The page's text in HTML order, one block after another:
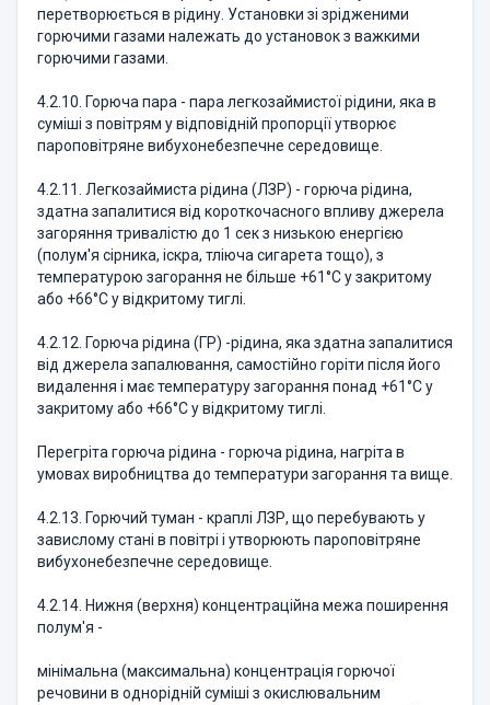
перетворюється в рідину. Установки зі зрідженими
горючими газами належать до установок з важкими
горючими газами.
4.2.10. Горюча пара - пара легкозаймистої рідини, яка в
суміші з повітрям у відповідній пропорції утворює
пароповітряне вибухонебезпечне середовище.
4.2.11. Легкозаймиста рідина (ЛЗР) - горюча рідина,
здатна запалитися від короткочасного впливу джерела
загоряння тривалістю до 1 сек з низькою енергією
(полум'я сірника, іскра, тліюча сигарета тощо), з
температурою загорання не більше +61°С у закритому
або +66°С у відкритому тиглі.
4.2.12. Горюча рідина (ГР) -рідина, яка здатна запалитися
від джерела запалювання, самостійно горіти після його
видалення і має температуру загорання понад +61°С у
закритому або +66°С у відкритому тиглі.
Перегріта горюча рідина - горюча рідина, нагріта в
умовах виробництва до температури загорання та вище.
4.2.13. Горючий туман - краплі ЛЗР, що перебувають у
завислому стані в повітрі і утворюють пароповітряне
вибухонебезпечне середовище.
4.2.14. Нижня (верхня) концентраційна межа поширення
полум'я -
мінімальна (максимальна) концентрація горючої
речовини в однорідній суміші з окислювальним